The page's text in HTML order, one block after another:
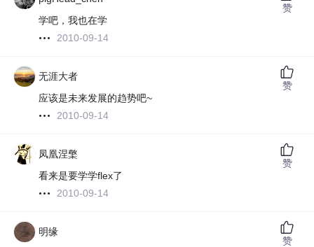
学吧，我也在学
2010-09-14
赞
无涯大者
应该是未来发展的趋势吧~
2010-09-14
赞
凤凰涅檠
看来是要学学flex了
2010-09-14
赞
明缘
赞